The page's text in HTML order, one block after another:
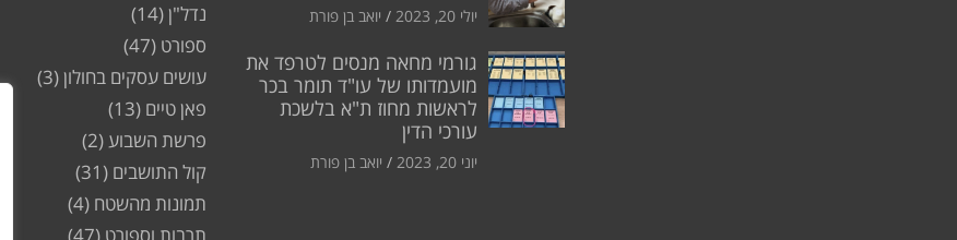
יולי 20, 2023 יואב בן פורת
גורמי מחאה מנסים לטרפד את
מועמדותו של עו"ד תומר בכר
לראשות מחוז ת"א בלשכת
עורכי הדין
יוני 20, 2023 יואב בן פורת
נדל"ן(14)
ספורט (47)
עושים עסקים בחולון(3)
פאן טיים (13)
פרשת השבוע(2)
קול התושבים (31)
תמונות מהשטח (4)